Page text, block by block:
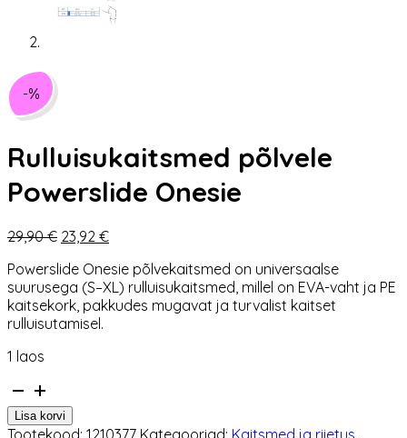
-%
Rulluisukaitsmed põlvele
Powerslide Onesie
29,90€ Algne
oli:
29,90 €.
23,92 €Praegune
on:
23,92 €.
Powerslide Onesie põlvekaitsmed on universaalse
suurusega (S–XL) rulluisukaitsmed, millel on EVA-vaht ja PE
kaitsekork, pakkudes mugavat ja turvalist kaitset
rulluisutamisel.
1 laos
Rulluisukaitsmed
põlvele
Powerslide
Lisa korvi